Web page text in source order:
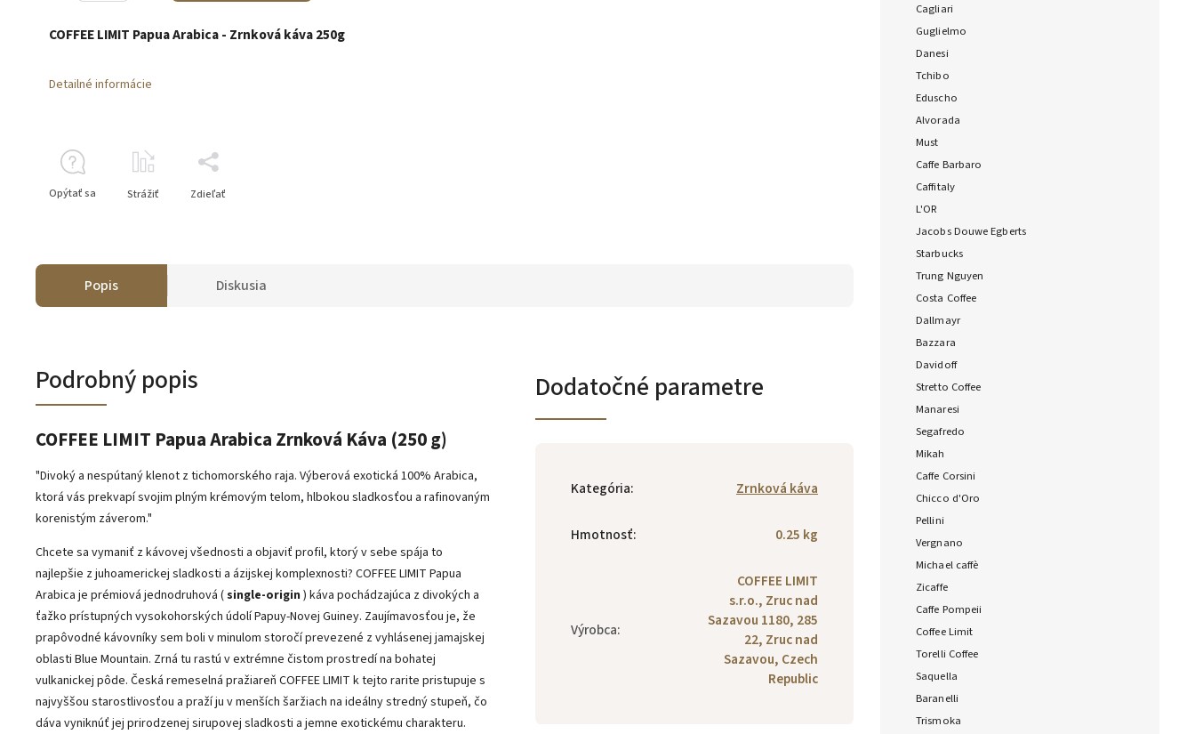
Cagliari
Guglielmo
Danesi
Tchibo
Eduscho
Alvorada
Must
Caffe Barbaro
Caffitaly
L'OR
Jacobs Douwe Egberts
Starbucks
Trung Nguyen
Costa Coffee
Dallmayr
Bazzara
Davidoff
Stretto Coffee
Manaresi
Segafredo
Mikah
Caffe Corsini
Chicco d'Oro
Pellini
Vergnano
Michael caffè
Zicaffe
Caffe Pompeii
Coffee Limit
Torelli Coffee
Saquella
Baranelli
Trismoka
COFFEE LIMIT Papua Arabica - Zrnková káva 250g
Detailné informácie
Opýtať sa Strážiť Zdieľať
Popis Diskusia
Podrobný popis
COFFEE LIMIT Papua Arabica Zrnková Káva (250 g)
"Divoký a nespútaný klenot z tichomorského raja. Výberová exotická 100% Arabica,
ktorá vás prekvapí svojim plným krémovým telom, hlbokou sladkosťou a rafinovaným
korenistým záverom."
Chcete sa vymaniť z kávovej všednosti a objaviť profil, ktorý v sebe spája to
najlepšie z juhoamerickej sladkosti a ázijskej komplexnosti? COFFEE LIMIT Papua
Arabica je prémiová jednodruhová (single-origin ) káva pochádzajúca z divokých a
ťažko prístupných vysokohorských údolí Papuy-Novej Guiney. Zaujímavosťou je, že
prapôvodné kávovníky sem boli v minulom storočí prevezené z vyhlásenej jamajskej
oblasti Blue Mountain. Zrná tu rastú v extrémne čistom prostredí na bohatej
vulkanickej pôde. Česká remeselná pražiareň COFFEE LIMIT k tejto rarite pristupuje s
najvyššou starostlivosťou a praží ju v menších šaržiach na ideálny stredný stupeň, čo
dáva vyniknúť jej prirodzenej sirupovej sladkosti a jemne exotickému charakteru.
Dodatočné parametre
Kategória: Zrnková káva
Hmotnosť: 0.25 kg
Výrobca:
COFFEE LIMIT
s.r.o., Zruc nad
Sazavou 1180, 285
22, Zruc nad
Sazavou, Czech
Republic